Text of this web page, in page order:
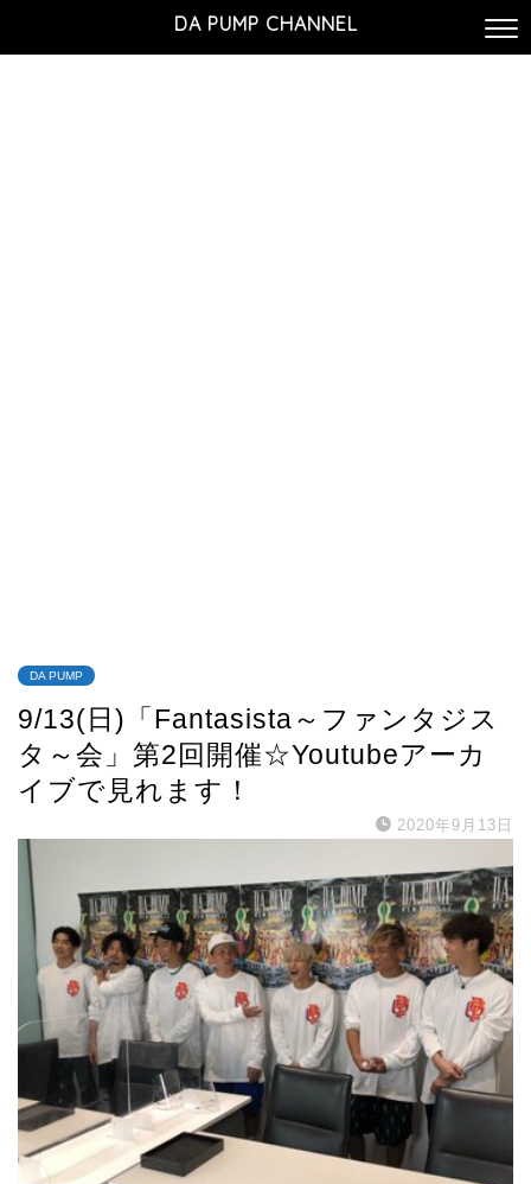
DA PUMP CHANNEL
DA PUMP
9/13(日)「Fantasista～ファンタジス
タ～会」第2回開催☆Youtubeアーカ
イブで見れます！
2020年9月13日